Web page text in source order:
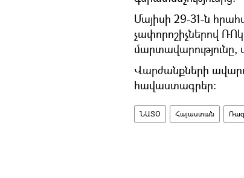
Մայիսի 29-31-ն
չափորոշիչներով
Վարժանքների
հավաստագրեր:
ՆԱՏՕ Հայաստան